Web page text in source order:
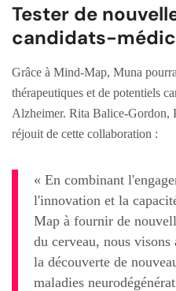
Tester de
candidats-
Grâce à Mind-Map, Muna
thérapeutiques et de potentiels
Alzheimer. Rita Balice-Gordon,
réjouit de cette collaboration :
« En combinant
l'innovation et la
Map à fournir de
du cerveau, nous
la découverte de
maladies